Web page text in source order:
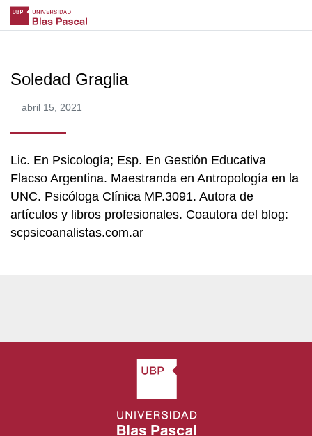
Soledad Graglia
abril 15, 2021
Lic. En Psicología; Esp. En Gestión Educativa
Flacso Argentina. Maestranda en Antropología en la
UNC. Psicóloga Clínica MP.3091. Autora de
artículos y libros profesionales. Coautora del blog:
scpsicoanalistas.com.ar